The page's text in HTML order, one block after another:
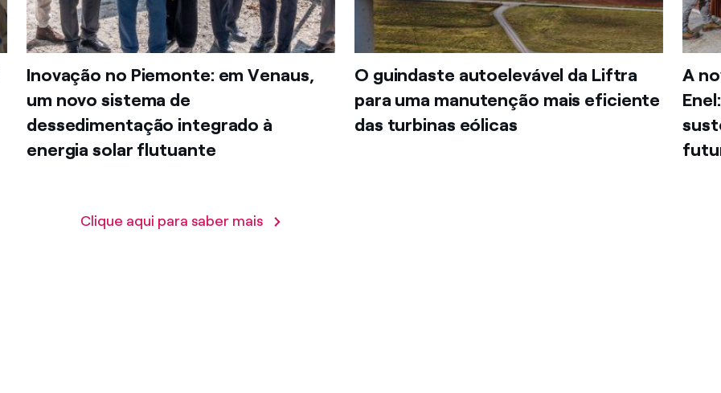
Inovação no Piemonte: em Venaus,
um novo sistema de
dessedimentação integrado à
energia solar flutuante
O guindaste autoelevável da Liftra
para uma manutenção mais eficiente
das turbinas eólicas
A
Clique aqui para saber mais